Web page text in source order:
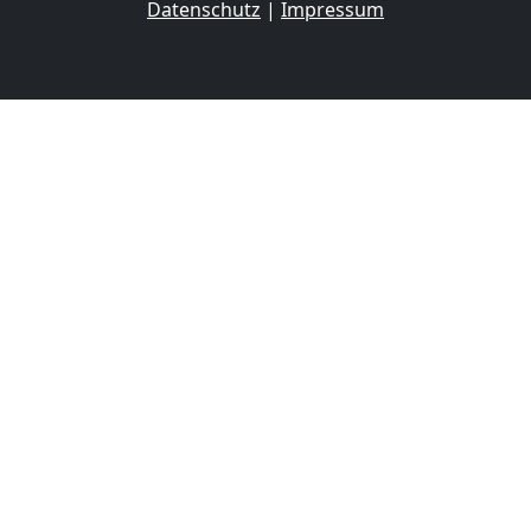
Datenschutz | Impressum